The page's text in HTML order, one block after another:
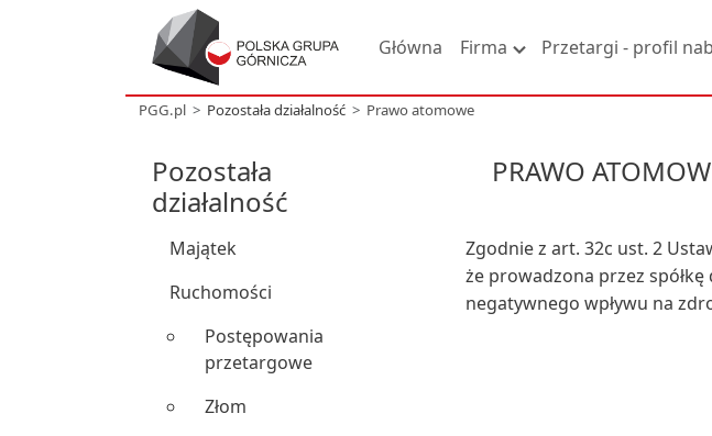
Główna Firma Przetargi - profil
PGG.pl Pozostała działalność Prawo atomowe
Pozostała
działalność
Majątek
Ruchomości
Postępowania
przetargowe
Złom
PRAWO
Zgodnie z art. 32c ust. 2
że prowadzona przez
negatywnego wpływu na